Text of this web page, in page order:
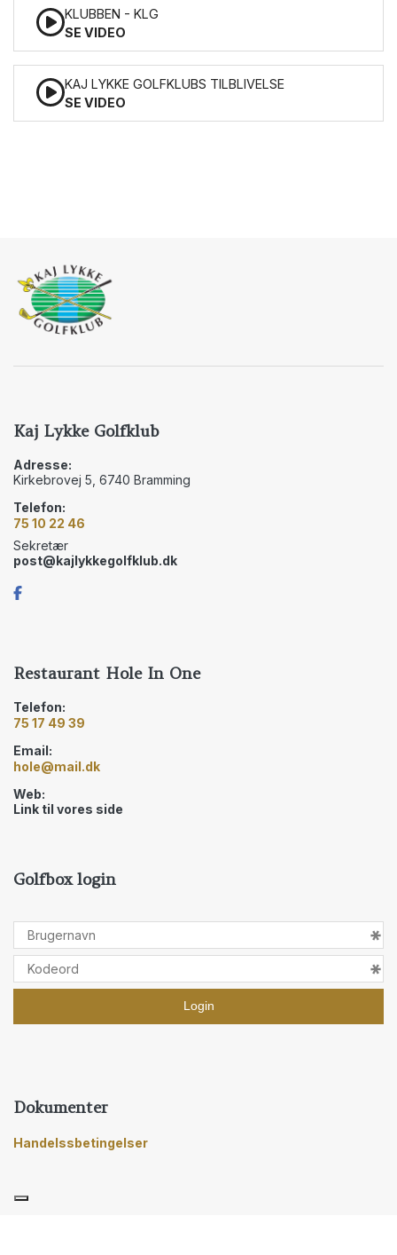
KLUBBEN - KLG
SE VIDEO
KAJ LYKKE GOLFKLUBS TILBLIVELSE
SE VIDEO
Kaj Lykke Golfklub
Adresse:
Kirkebrovej 5, 6740 Bramming
Telefon:
75 10 22 46
Sekretær
post@kajlykkegolfklub.dk
Restaurant Hole In One
Telefon:
75 17 49 39
Email:
hole@mail.dk
Web:
Link til vores side
Golfbox login
Dokumenter
Handelssbetingelser
Cookiepolitik